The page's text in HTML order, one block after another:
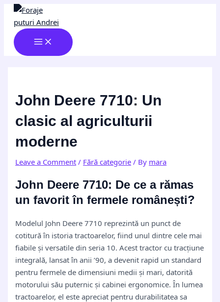
Skip
content
MENU
John Deere 7710: Un
clasic al agriculturii
moderne
Leave a Comment / Fără categorie / By mara
John Deere 7710: De ce a rămas
un favorit în fermele românești?
Modelul John Deere 7710 reprezintă un punct de
cotitură în istoria tractoarelor, fiind unul dintre cele mai
fiabile și versatile din seria 10. Acest tractor cu tracțiune
integrală, lansat în anii ’90, a devenit rapid un standard
pentru fermele de dimensiuni medii și mari, datorită
motorului său puternic și cabinei ergonomice. În lumea
tractoarelor, el este apreciat pentru durabilitatea sa
Post
navigation
Type
here..
Name*
Email*
Website